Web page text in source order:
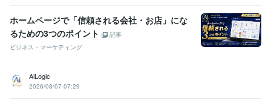
ホームページで「信頼される会社・お店」にな
るための3つのポイント
記事
ビジネス・マーケティング
AiLogic
2026/08/07 07:29